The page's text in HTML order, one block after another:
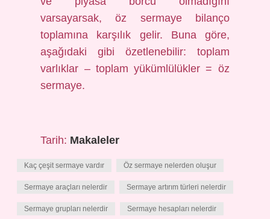
varsayarsak, öz sermaye bilanço
toplamına karşılık gelir. Buna göre,
aşağıdaki gibi özetlenebilir: toplam
varlıklar – toplam yükümlülükler = öz
sermaye.
Tarih: Makaleler
Kaç çeşit sermaye vardır Öz sermaye nelerden oluşur
Sermaye araçları nelerdir Sermaye artırım türleri nelerdir
Sermaye grupları nelerdir Sermaye hesapları nelerdir